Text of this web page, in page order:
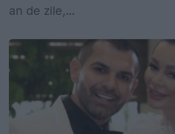
an de zile,...